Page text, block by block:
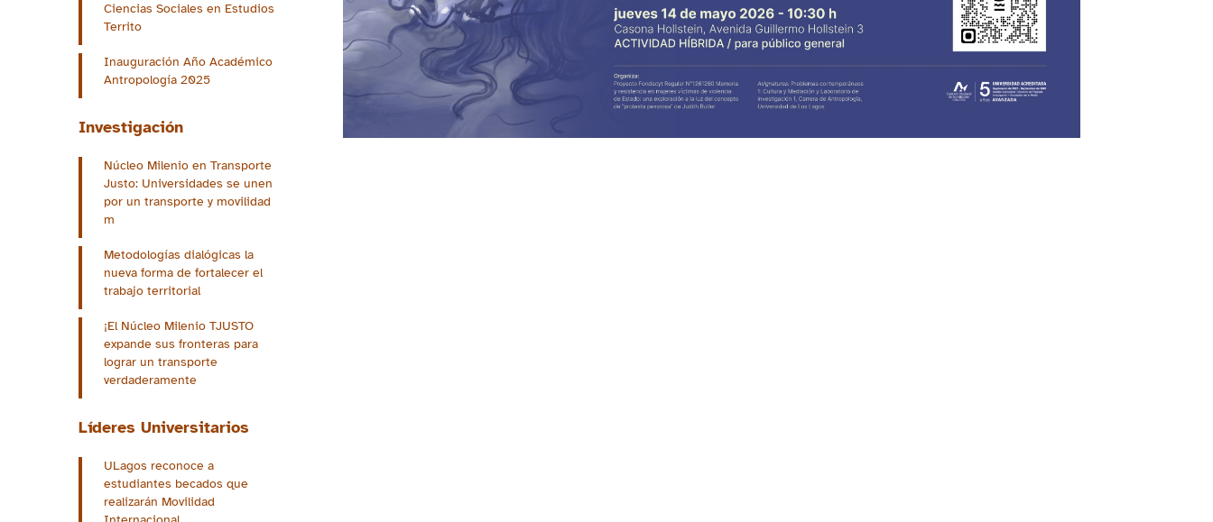
Ciencias Sociales en Estudios
Territo
Inauguración Año Académico
Antropología 2025
Investigación
Núcleo Milenio en Transporte
Justo: Universidades se unen
por un transporte y movilidad
m
Metodologías dialógicas la
nueva forma de fortalecer el
trabajo territorial
¡El Núcleo Milenio TJUSTO
expande sus fronteras para
lograr un transporte
verdaderamente
Líderes Universitarios
ULagos reconoce a
estudiantes becados que
realizarán Movilidad